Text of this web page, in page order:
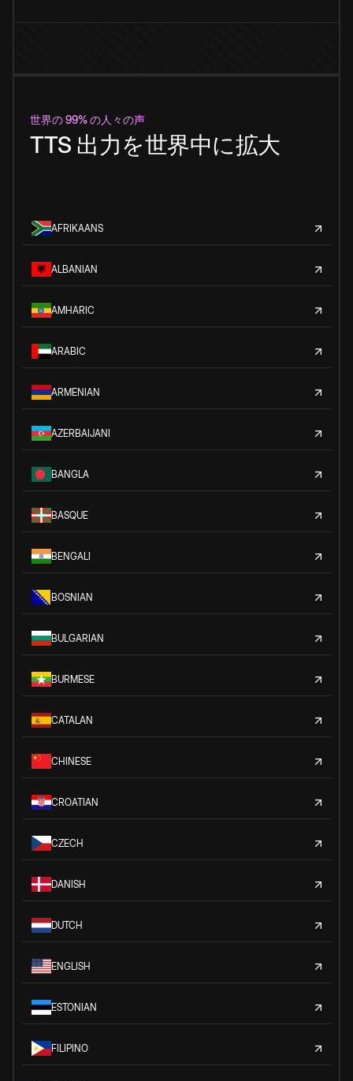
世界の 99% の人々の声
TTS 出力を世界中に拡大
AFRIKAANS
ALBANIAN
AMHARIC
ARABIC
ARMENIAN
AZERBAIJANI
BANGLA
BASQUE
BENGALI
BOSNIAN
BULGARIAN
BURMESE
CATALAN
CHINESE
CROATIAN
CZECH
DANISH
DUTCH
ENGLISH
ESTONIAN
FILIPINO